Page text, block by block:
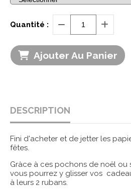
Quantité :
Ajouter Au Panier
DESCRIPTION
Fini d'acheter et de jetter les
fêtes.
Gràce à ces pochons de noël ou
vous pourrez y glisser vos
à leurs 2 rubans.